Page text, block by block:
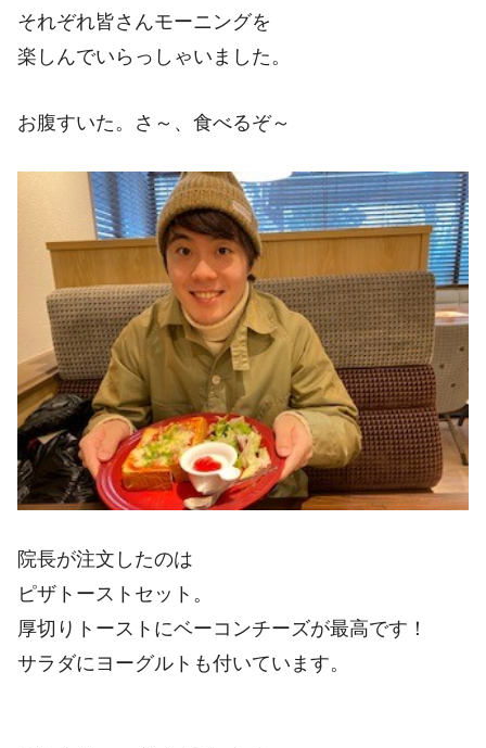
それぞれ皆さんモーニングを
楽しんでいらっしゃいました。
お腹すいた。さ～、食べるぞ～
院長が注文したのは
ピザトーストセット。
厚切りトーストにベーコンチーズが最高です！
サラダにヨーグルトも付いています。